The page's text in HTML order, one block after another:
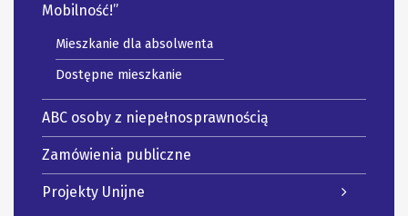
Mobilność!”
Mieszkanie dla absolwenta
Dostępne mieszkanie
ABC osoby z niepełnosprawnością
Zamówienia publiczne
Projekty Unijne